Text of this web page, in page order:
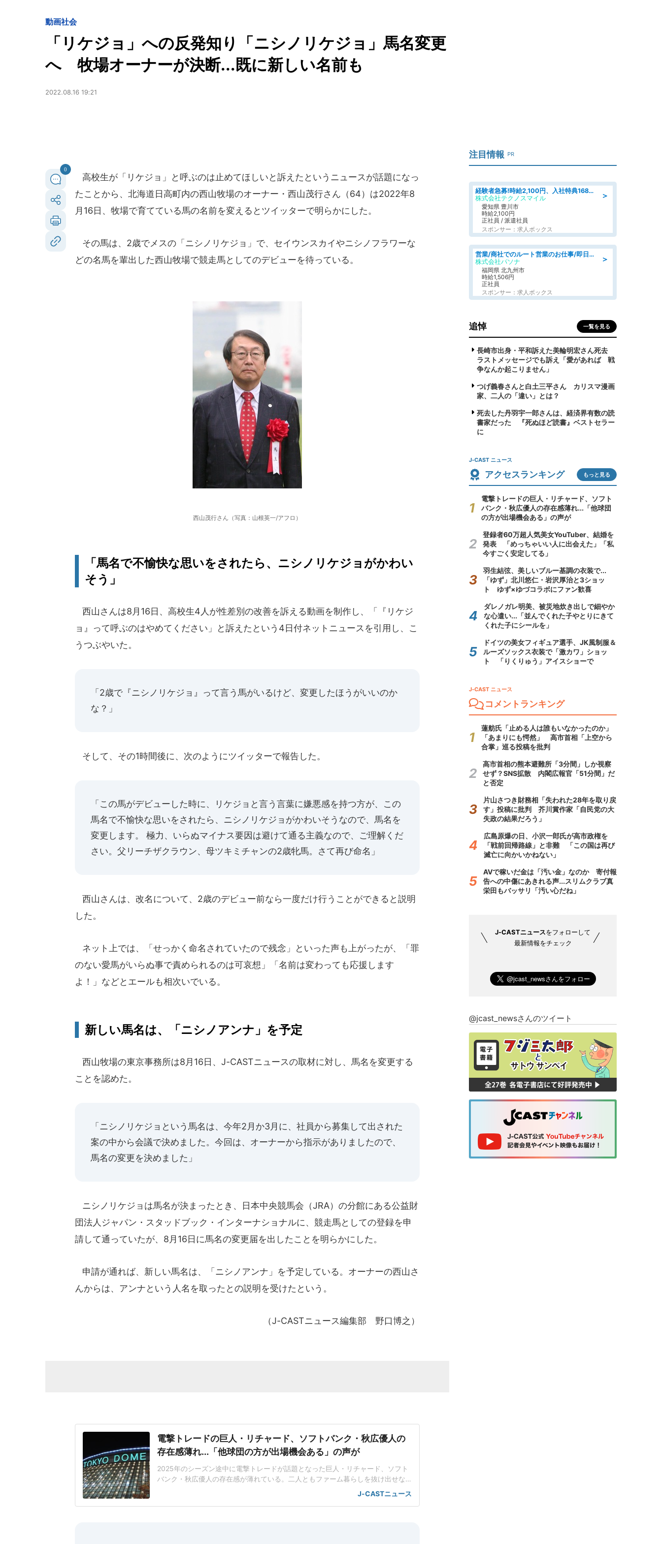
動画社会
「リケジョ」への反発知り「ニシノリケジョ」馬名変更
へ 牧場オーナーが決断...既に新しい名前も
2022.08.16 19:21
0
高校生が「リケジョ」と呼ぶのは止めてほしいと訴えたというニュースが話題になっ
たことから、北海道日高町内の西山牧場のオーナー・西山茂行さん（64）は2022年8
月16日、牧場で育てている馬の名前を変えるとツイッターで明らかにした。
その馬は、2歳でメスの「ニシノリケジョ」で、セイウンスカイやニシノフラワーな
どの名馬を輩出した西山牧場で競走馬としてのデビューを待っている。
西山茂行さん（写真：山根英一/アフロ）
「馬名で不愉快な思いをされたら、ニシノリケジョがかわい
そう」
西山さんは8月16日、高校生4人が性差別の改善を訴える動画を制作し、「『リケジ
ョ』って呼ぶのはやめてください」と訴えたという4日付ネットニュースを引用し、こ
うつぶやいた。
「2歳で『ニシノリケジョ』って言う馬がいるけど、変更したほうがいいのか
な？」
そして、その1時間後に、次のようにツイッターで報告した。
「この馬がデビューした時に、リケジョと言う言葉に嫌悪感を持つ方が、この
馬名で不愉快な思いをされたら、ニシノリケジョがかわいそうなので、馬名を
変更します。 極力、いらぬマイナス要因は避けて通る主義なので、ご理解くだ
さい。父リーチザクラウン、母ツキミチャンの2歳牝馬。さて再び命名」
西山さんは、改名について、2歳のデビュー前なら一度だけ行うことができると説明
した。
ネット上では、「せっかく命名されていたので残念」といった声も上がったが、「罪
のない愛馬がいらぬ事で責められるのは可哀想」「名前は変わっても応援します
よ！」などとエールも相次いでいる。
新しい馬名は、「ニシノアンナ」を予定
西山牧場の東京事務所は8月16日、J-CASTニュースの取材に対し、馬名を変更する
ことを認めた。
「ニシノリケジョという馬名は、今年2月か3月に、社員から募集して出された
案の中から会議で決めました。今回は、オーナーから指示がありましたので、
馬名の変更を決めました」
ニシノリケジョは馬名が決まったとき、日本中央競馬会（JRA）の分館にある公益財
団法人ジャパン・スタッドブック・インターナショナルに、競走馬としての登録を申
請して通っていたが、8月16日に馬名の変更届を出したことを明らかにした。
申請が通れば、新しい馬名は、「ニシノアンナ」を予定している。オーナーの西山さ
んからは、アンナという人名を取ったとの説明を受けたという。
（J-CASTニュース編集部 野口博之）
電撃トレードの巨人・リチャード、ソフトバンク・秋広優人の
存在感薄れ...「他球団の方が出場機会ある」の声が
2025年のシーズン途中に電撃トレードが話題となった巨人・リチャード、ソフト
バンク・秋広優人の存在感が薄れている。二人ともファーム暮らしを抜け出せな
いリチャードはソフトバンク在籍時にウエスタン・リーグで5年連続本塁打王に輝
いた長打力を評価され、秋広優人、大江竜聖と2対1のトレードで25年5月に巨人に
J-CASTニュース
注目情報 PR
＞
経験者急募!時給2,100円、入社特典168万円の自動車製造業務/トヨタ自動車/tutumi
株式会社テクノスマイル
愛知県 豊川市
時給2,100円
正社員 / 派遣社員
スポンサー：求人ボックス
＞
営業/商社でのルート営業のお仕事/即日勤務可/車通勤可/営業
株式会社パソナ
福岡県 北九州市
時給1,506円
正社員
スポンサー：求人ボックス
追悼 一覧を見る
長崎市出身・平和訴えた美輪明宏さん死去
ラストメッセージでも訴え「愛があれば 戦
争なんか起こりません」
つげ義春さんと白土三平さん カリスマ漫画
家、二人の「違い」とは？
死去した丹羽宇一郎さんは、経済界有数の読
書家だった 『死ぬほど読書』ベストセラー
に
J-CAST ニュース
アクセスランキング もっと見る
電撃トレードの巨人・リチャード、ソフト
バンク・秋広優人の存在感薄れ...「他球団
の方が出場機会ある」の声が
登録者60万超人気美女YouTuber、結婚を
発表 「めっちゃいい人に出会えた」「私
今すごく安定してる」
羽生結弦、美しいブルー基調の衣装で...
「ゆず」北川悠仁・岩沢厚治と3ショッ
ト ゆず×ゆづコラボにファン歓喜
ダレノガレ明美、被災地炊き出しで細やか
な心遣い...「並んでくれた子やとりにきて
くれた子にシールを」
ドイツの美女フィギュア選手、JK風制服＆
ルーズソックス衣装で「激カワ」ショッ
ト 「りくりゅう」アイスショーで
J-CAST ニュース
コメントランキング
蓮舫氏「止める人は誰もいなかったのか」
「あまりにも愕然」 高市首相「上空から
合掌」巡る投稿を批判
高市首相の熊本避難所「3分間」しか視察
せず？SNS拡散 内閣広報官「51分間」だ
と否定
片山さつき財務相「失われた28年を取り戻
す」投稿に批判 芥川賞作家「自民党の大
失政の結果だろう」
広島原爆の日、小沢一郎氏が高市政権を
「戦前回帰路線」と非難 「この国は再び
滅亡に向かいかねない」
AVで稼いだ金は「汚い金」なのか 寄付報
告への中傷にあきれる声...スリムクラブ真
栄田もバッサリ「汚い心だね」
J-CASTニュースをフォローして
最新情報をチェック
@jcast_newsさんのツイート